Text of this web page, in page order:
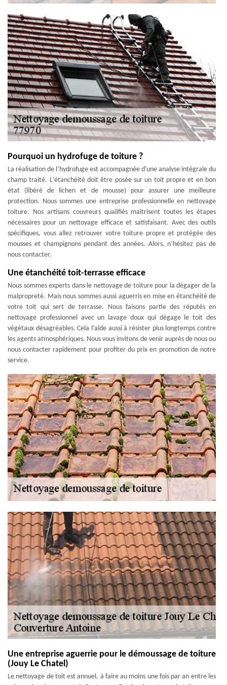
Pourquoi un hydrofuge de toiture ?
La réalisation de l’hydrofuge est accompagnée d'une analyse intégrale du
champ traité. L'étanchéité doit être posée sur un toit propre et en bon
état (libéré de lichen et de mousse) pour assurer une meilleure
protection. Nous sommes une entreprise professionnelle en nettoyage
toiture. Nos artisans couvreurs qualifiés maitrisent toutes les étapes
nécessaires pour un nettoyage efficace et satisfaisant. Avec des outils
spécifiques, vous allez retrouver votre toiture propre et protégée des
mousses et champignons pendant des années. Alors, n’hésitez pas de
nous contacter.
Une étanchéité toit-terrasse efficace
Nous sommes experts dans le nettoyage de toiture pour la dégager de la
malpropreté. Mais nous sommes aussi aguerris en mise en étanchéité de
votre toit qui sert de terrasse. Nous faisons partie des réputés en
nettoyage professionnel avec un lavage doux qui dégage le toit des
végétaux désagréables. Cela l’aide aussi à résister plus longtemps contre
les agents atmosphériques. Nous vous invitons de venir auprès de nous ou
nous contacter rapidement pour profiter du prix en promotion de notre
service.
Une entreprise aguerrie pour le démoussage de toiture
(Jouy Le Chatel)
Le nettoyage de toit est annuel, à faire au moins une fois par an entre les